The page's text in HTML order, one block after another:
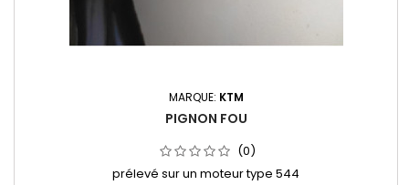
MARQUE: KTM
PIGNON FOU
(0)
prélevé sur un moteur type 544